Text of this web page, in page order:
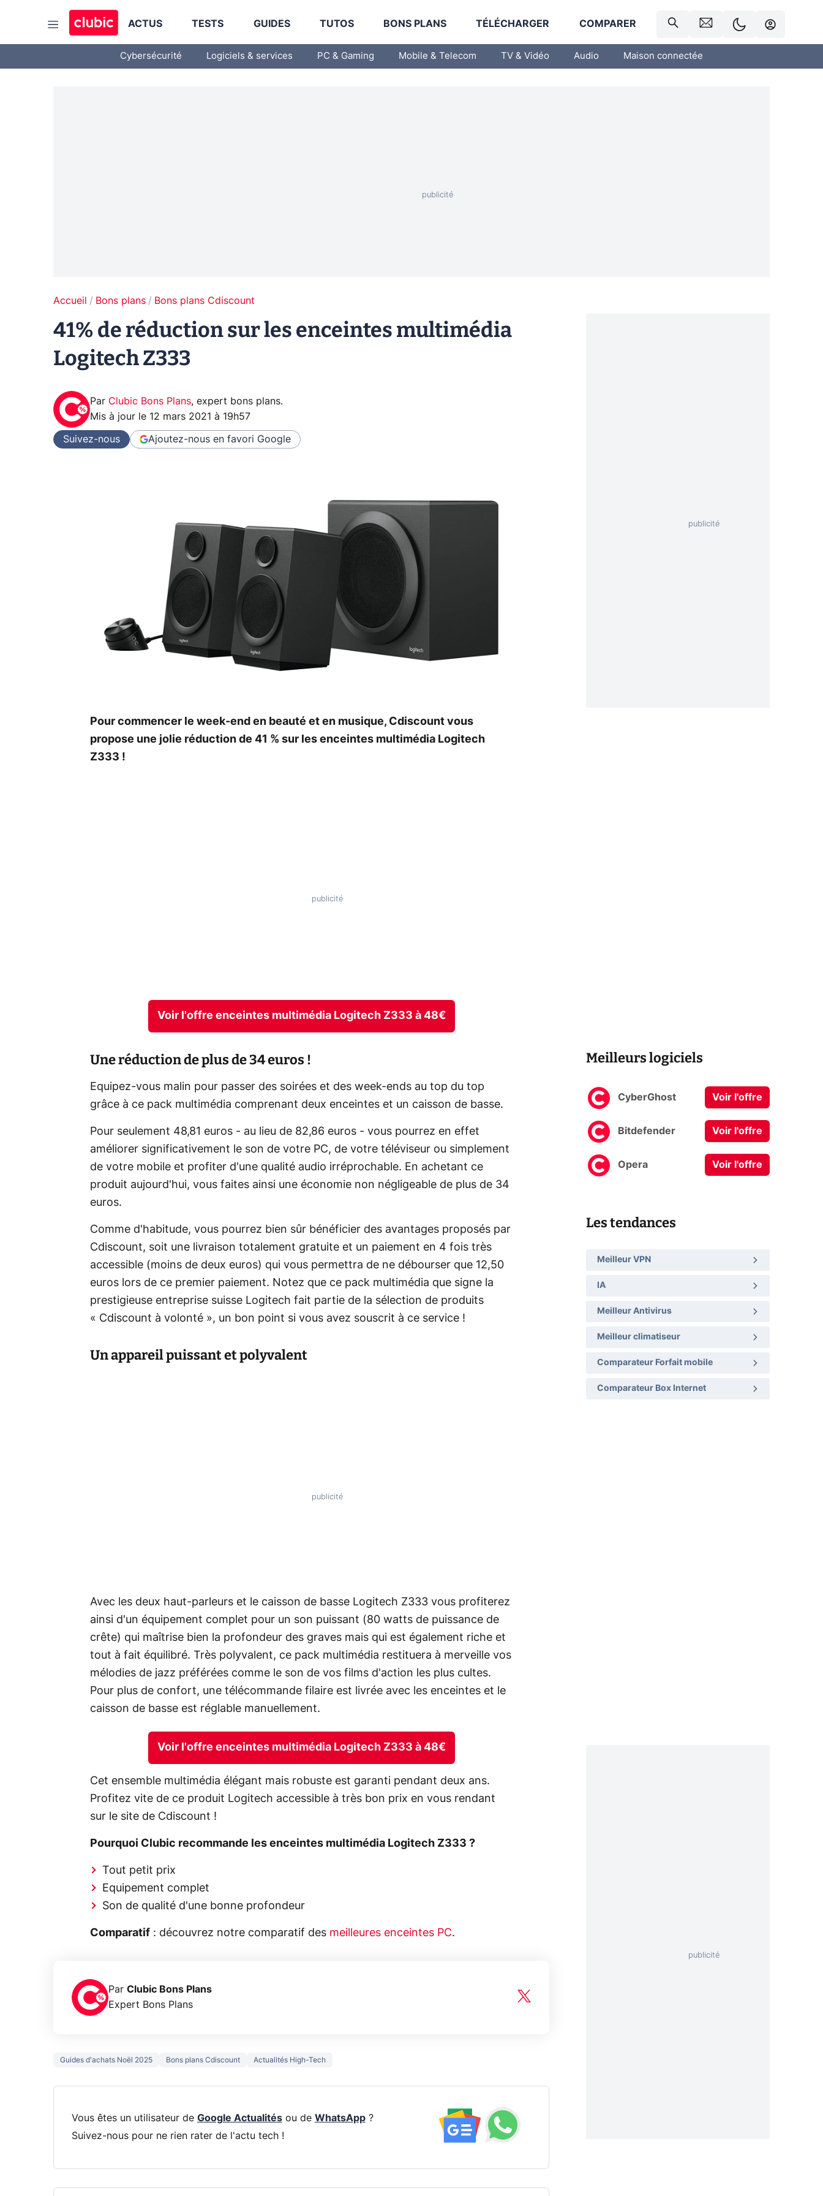
ACTUS TESTS GUIDES TUTOS BONS PLANS TÉLÉCHARGER COMPARER
Cybersécurité Logiciels & services PC & Gaming Mobile & Telecom TV & Vidéo Audio Maison connectée
Accueil Bons plans Bons plans Cdiscount
41% de réduction sur les enceintes multimédia
Logitech Z333
Par Clubic Bons Plans, expert bons plans.
Mis à jour le 12 mars 2021 à 19h57
Suivez-nous Ajoutez-nous en favori Google
Pour commencer le week-end en beauté et en musique, Cdiscount vous
propose une jolie réduction de 41 % sur les enceintes multimédia Logitech
Z333 !
Voir l'offre enceintes multimédia Logitech Z333 à 48€
Une réduction de plus de 34 euros !
Equipez-vous malin pour passer des soirées et des week-ends au top du top
grâce à ce pack multimédia comprenant deux enceintes et un caisson de basse.
Pour seulement 48,81 euros - au lieu de 82,86 euros - vous pourrez en effet
améliorer significativement le son de votre PC, de votre téléviseur ou simplement
de votre mobile et profiter d'une qualité audio irréprochable. En achetant ce
produit aujourd'hui, vous faites ainsi une économie non négligeable de plus de 34
euros.
Comme d'habitude, vous pourrez bien sûr bénéficier des avantages proposés par
Cdiscount, soit une livraison totalement gratuite et un paiement en 4 fois très
accessible (moins de deux euros) qui vous permettra de ne débourser que 12,50
euros lors de ce premier paiement. Notez que ce pack multimédia que signe la
prestigieuse entreprise suisse Logitech fait partie de la sélection de produits
« Cdiscount à volonté », un bon point si vous avez souscrit à ce service !
Un appareil puissant et polyvalent
Avec les deux haut-parleurs et le caisson de basse Logitech Z333 vous profiterez
ainsi d'un équipement complet pour un son puissant (80 watts de puissance de
crête) qui maîtrise bien la profondeur des graves mais qui est également riche et
tout à fait équilibré. Très polyvalent, ce pack multimédia restituera à merveille vos
mélodies de jazz préférées comme le son de vos films d'action les plus cultes.
Pour plus de confort, une télécommande filaire est livrée avec les enceintes et le
caisson de basse est réglable manuellement.
Voir l'offre enceintes multimédia Logitech Z333 à 48€
Cet ensemble multimédia élégant mais robuste est garanti pendant deux ans.
Profitez vite de ce produit Logitech accessible à très bon prix en vous rendant
sur le site de Cdiscount !
Pourquoi Clubic recommande les enceintes multimédia Logitech Z333 ?
Tout petit prix
Equipement complet
Son de qualité d'une bonne profondeur
Comparatif : découvrez notre comparatif des meilleures enceintes PC.
Par Clubic Bons Plans
Expert Bons Plans
Guides d'achats Noël 2025 Bons plans Cdiscount Actualités High-Tech
Vous êtes un utilisateur de Google Actualitésou de WhatsApp?
Suivez-nous pour ne rien rater de l'actu tech !
Meilleurs logiciels
CyberGhost Voir l'offre
Bitdefender Voir l'offre
Opera Voir l'offre
Les tendances
Meilleur VPN
IA
Meilleur Antivirus
Meilleur climatiseur
Comparateur Forfait mobile
Comparateur Box Internet